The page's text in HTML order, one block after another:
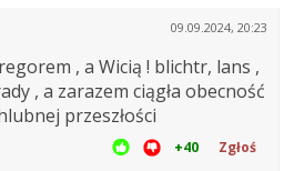
09.09.2024, 20:23
, a Wicią ! blichtr, lans ,
, a zarazem ciągła obecność
przeszłości
+40 Zgłoś